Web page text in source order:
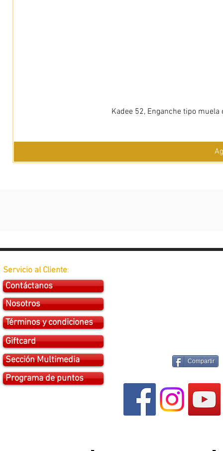
Kadee 52, Enganche tipo
Servicio al Cliente:
Contáctanos
Nosotros
Términos y condiciones
Giftcard
Sección Multimedia
Programa de puntos
Compartir